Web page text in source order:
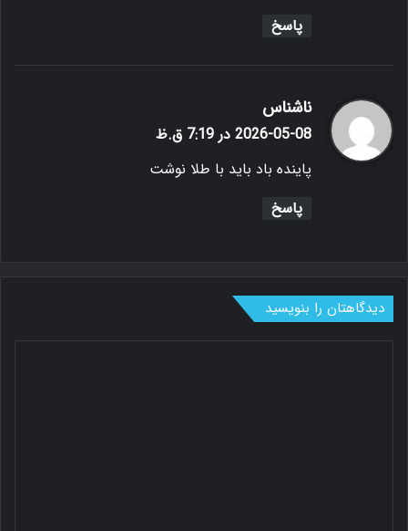
پاسخ
ناشناس
ف
2026-05-08 در 7:19 ق.ظ
پاینده باد باید با طلا نوشت
پاسخ
دیدگاهتان را بنویسید